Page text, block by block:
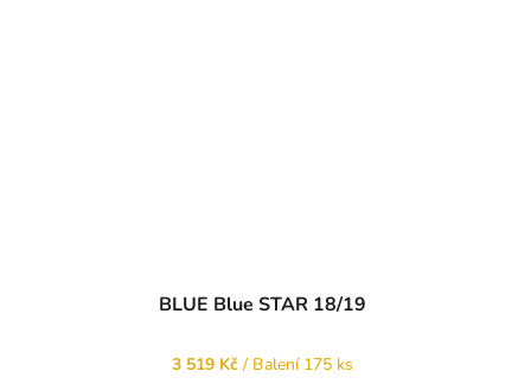
BLUE Blue STAR 18/19
3 519 Kč / Balení 175 ks